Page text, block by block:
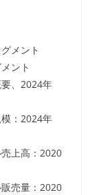
メント
ント
、2024年
：2024年
上高：2020
売量：2020